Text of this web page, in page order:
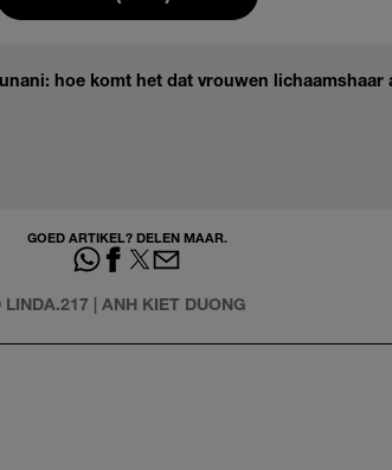
hoe komt het dat vrouwen lichaamshaar
GOED ARTIKEL? DELEN MAAR.
LINDA.217 | ANH KIET DUONG